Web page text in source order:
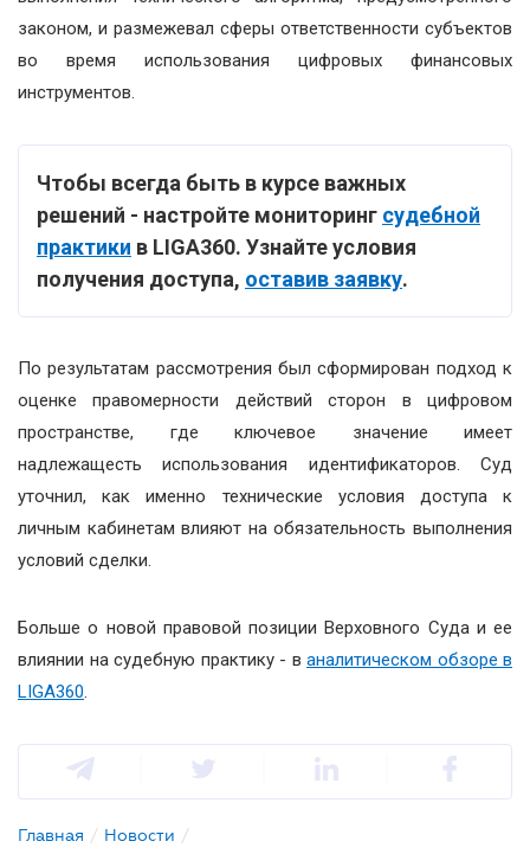
законом, и размежевал сферы ответственности субъектов
во время использования цифровых финансовых
инструментов.
Чтобы всегда быть в курсе важных
решений - настройте мониторинг судебной
практики в LIGA360. Узнайте условия
получения доступа, оставив заявку.
По результатам рассмотрения был сформирован подход к
оценке правомерности действий сторон в цифровом
пространстве, где ключевое значение имеет
надлежащесть использования идентификаторов. Суд
уточнил, как именно технические условия доступа к
личным кабинетам влияют на обязательность выполнения
условий сделки.
Больше о новой правовой позиции Верховного Суда и ее
влиянии на судебную практику - в аналитическом обзоре в
LIGA360.
Главная / Новости /